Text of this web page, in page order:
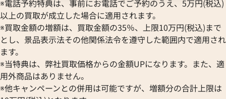
※電話予約特典は、事前にお電話でご予約のうえ、5万円(税込)
以上の買取が成立した場合に適用されます。
※買取金額の増額は、買取金額の35％、上限10万円(税込)まで
とし、景品表示法その他関係法令を遵守した範囲内で適用され
ます。
※当特典は、弊社買取価格からの金額UPになります。また、適
用外商品はありません。
※他キャンペーンとの併用は可能ですが、増額分の合計上限は